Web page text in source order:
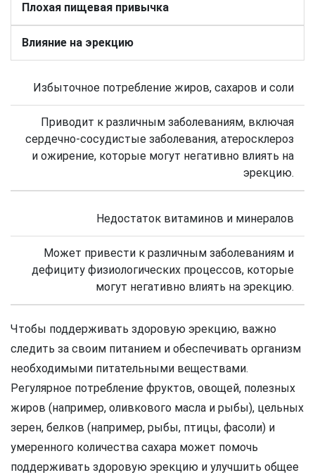
Плохая пищевая привычка
Влияние на эрекцию
Избыточное потребление жиров, сахаров и соли
Приводит к различным заболеваниям, включая
сердечно-сосудистые заболевания, атеросклероз
и ожирение, которые могут негативно влиять на
эрекцию.
Недостаток витаминов и минералов
Может привести к различным заболеваниям и
дефициту физиологических процессов, которые
могут негативно влиять на эрекцию.
Чтобы поддерживать здоровую эрекцию, важно
следить за своим питанием и обеспечивать организм
необходимыми питательными веществами.
Регулярное потребление фруктов, овощей, полезных
жиров (например, оливкового масла и рыбы), цельных
зерен, белков (например, рыбы, птицы, фасоли) и
умеренного количества сахара может помочь
поддерживать здоровую эрекцию и улучшить общее